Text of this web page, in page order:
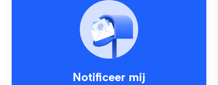
Notificeer mij